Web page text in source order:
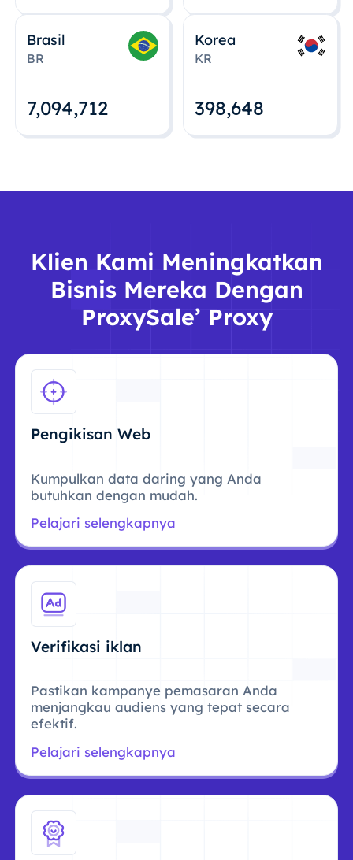
Brasil
BR
7,094,712
Korea
KR
398,648
Klien Kami Meningkatkan
Bisnis Mereka Dengan
ProxySale’ Proxy
Pengikisan Web
Kumpulkan data daring yang Anda
butuhkan dengan mudah.
Pelajari selengkapnya
Verifikasi iklan
Pastikan kampanye pemasaran Anda
menjangkau audiens yang tepat secara
efektif.
Pelajari selengkapnya